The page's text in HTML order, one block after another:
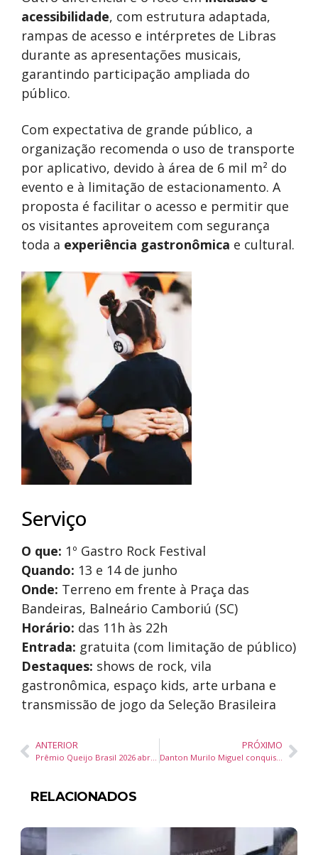
acessibilidade, com estrutura adaptada,
rampas de acesso e intérpretes de Libras
durante as apresentações musicais,
garantindo participação ampliada do
público.
Com expectativa de grande público, a
organização recomenda o uso de transporte
por aplicativo, devido à área de 6 mil m² do
evento e à limitação de estacionamento. A
proposta é facilitar o acesso e permitir que
os visitantes aproveitem com segurança
toda a experiência gastronômica e cultural.
Serviço
O que: 1º Gastro Rock Festival
Quando: 13 e 14 de junho
Onde: Terreno em frente à Praça das
Bandeiras, Balneário Camboriú (SC)
Horário: das 11h às 22h
Entrada: gratuita (com limitação de público)
Destaques: shows de rock, vila
gastronômica, espaço kids, arte urbana e
transmissão de jogo da Seleção Brasileira
ANTERIOR
Prêmio Queijo Brasil 2026 abre 4º lote de inscrições e reforça participação de produtores em Blumenau
PRÓXIMO
Danton Murilo Miguel conquista título de Mister Brasil Supranational 2026 e representará o país na Polônia
RELACIONADOS